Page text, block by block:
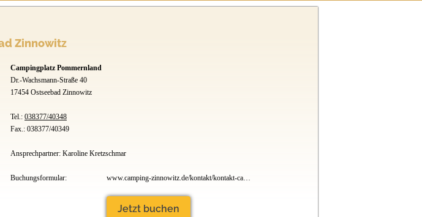
Zinnowitz
Campingplatz Pommernland
Dr.-Wachsmann-Straße 40
17454 Ostseebad Zinnowitz
Tel.: 038377/40348
Fax.: 038377/40349
Ansprechpartner: Karoline Kretzschmar
Buchungsformular: www.camping-zinnowitz.de/kontakt/kontakt-camping/
Jetzt buchen